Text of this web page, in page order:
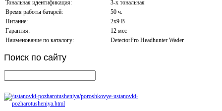
Тональная идентификация:
3-х тональная
Время работы батарей:
50 ч.
Питание:
2х9 В
Гарантия:
12 мес
Наименование по каталогу:
DetectorPro Headhunter Wader
Поиск по сайту